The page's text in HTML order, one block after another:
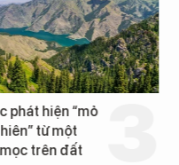
Loạt dự án bất động
Đà Nẵng sắp bị kiểm